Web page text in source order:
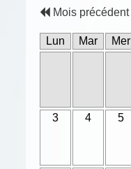
Mois précédent
Lun Mar Mer
3 4 5